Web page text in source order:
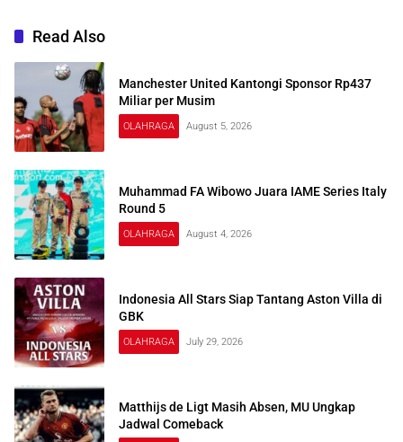
Read Also
Manchester United Kantongi Sponsor Rp437
Miliar per Musim
OLAHRAGA August 5, 2026
Muhammad FA Wibowo Juara IAME Series Italy
Round 5
OLAHRAGA August 4, 2026
Indonesia All Stars Siap Tantang Aston Villa di
GBK
OLAHRAGA July 29, 2026
Matthijs de Ligt Masih Absen, MU Ungkap
Jadwal Comeback